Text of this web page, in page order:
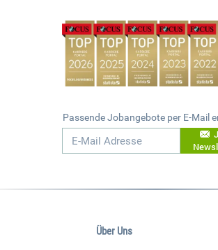
Passende Jobangebote per E-Mail
Über Uns